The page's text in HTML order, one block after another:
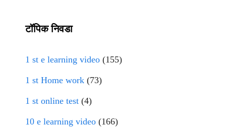
टॉपिक निवडा
1 st e learning video (155)
1 st Home work (73)
1 st online test (4)
10 e learning video (166)